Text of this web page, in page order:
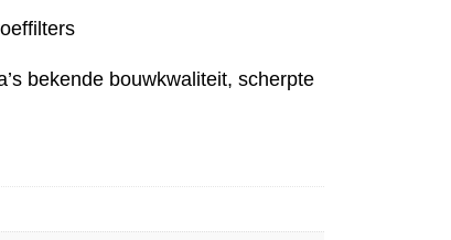
bekende bouwkwaliteit, scherpte